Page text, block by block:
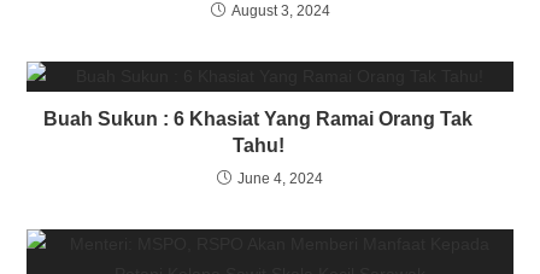
August 3, 2024
Buah Sukun : 6 Khasiat Yang Ramai Orang Tak
Tahu!
June 4, 2024